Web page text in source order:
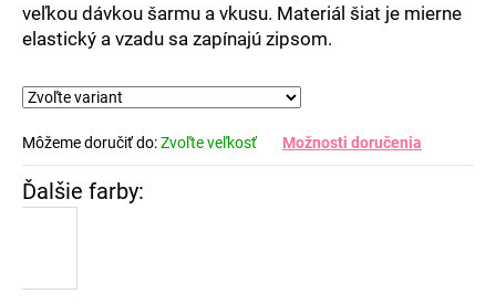
veľkou dávkou šarmu a vkusu. Materiál šiat je mierne
elastický a vzadu sa zapínajú zipsom.
Môžeme doručiť do:Zvoľte veľkosť Možnosti doručenia